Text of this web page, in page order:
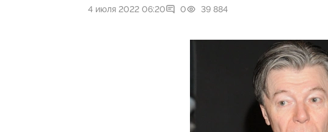
4 июля 2022 06:20 0 39 884